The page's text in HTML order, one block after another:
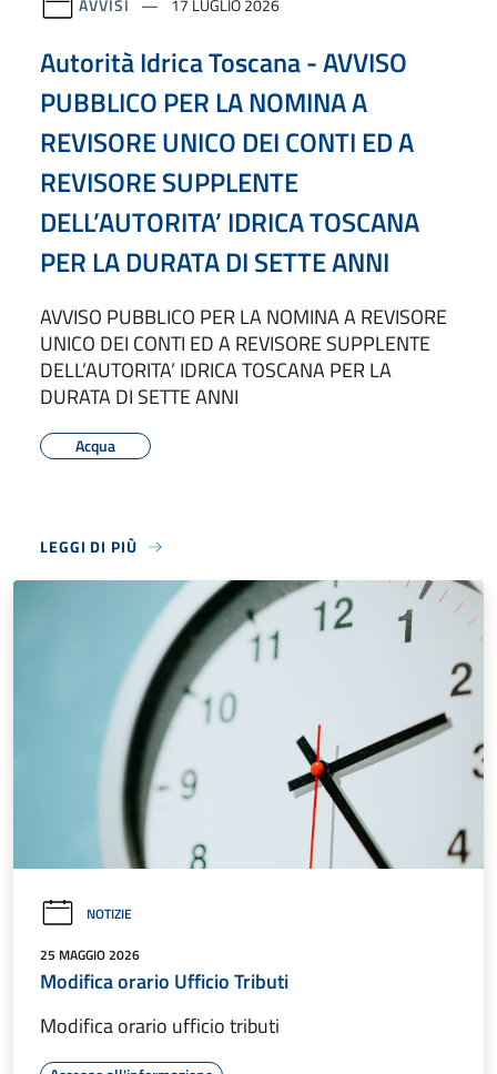
Autorità Idrica Toscana - AVVISO
PUBBLICO PER LA NOMINA A
REVISORE UNICO DEI CONTI ED A
REVISORE SUPPLENTE
DELL’AUTORITA’ IDRICA TOSCANA
PER LA DURATA DI SETTE ANNI
AVVISO PUBBLICO PER LA NOMINA A REVISORE
UNICO DEI CONTI ED A REVISORE SUPPLENTE
DELL’AUTORITA’ IDRICA TOSCANA PER LA
DURATA DI SETTE ANNI
Acqua
LEGGI DI PIÙ
NOTIZIE
25 MAGGIO 2026
Modifica orario Ufficio Tributi
Modifica orario ufficio tributi